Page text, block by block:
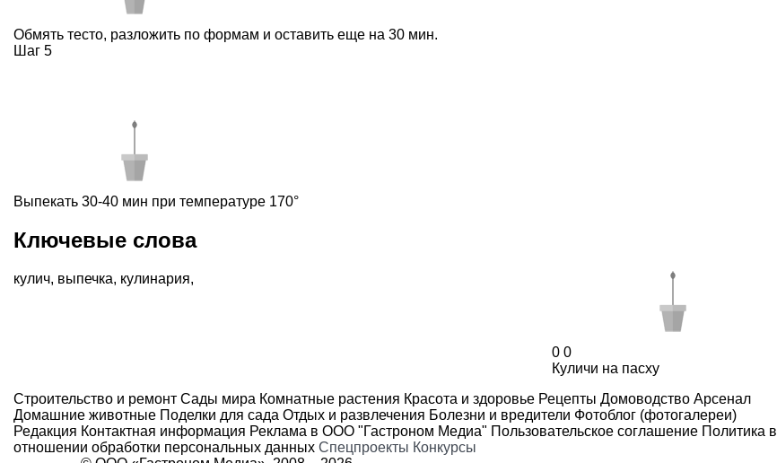
Обмять тесто, разложить по формам и оставить еще на 30 мин.
Шаг 5
Выпекать 30-40 мин при температуре 170°
Ключевые слова
кулич, выпечка, кулинария,
0 0
Куличи на пасху
Строительство и ремонт Сады мира Комнатные растения Красота и здоровье Рецепты Домоводство Арсенал
Домашние животные Поделки для сада Отдых и развлечения Болезни и вредители Фотоблог (фотогалереи)
Редакция Контактная информация Реклама в ООО "Гастроном Медиа" Пользовательское соглашение Политика в
отношении обработки персональных данных Спецпроекты Конкурсы